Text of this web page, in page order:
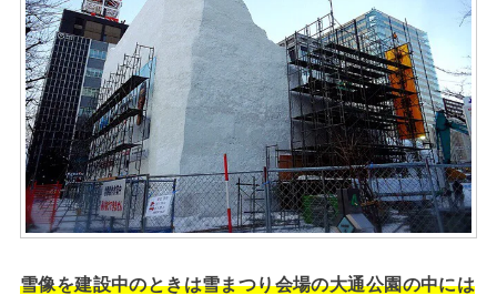
雪像を建設中のときは雪まつり会場の大通公園の中には